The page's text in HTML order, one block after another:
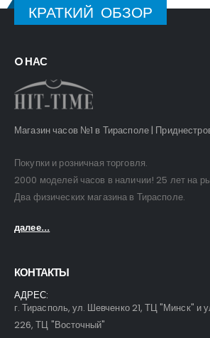
КРАТКИЙ ОБЗОР
O НАС
Магазин часов №1 в Тирасполе |
Покупки и розничная торговля.
2000 моделей часов в наличии! 25 лет на
Два физических магазина в Тирасполе.
далее...
КОНТАКТЫ
АДРЕС:
г. Тирасполь, ул. Шевченко 21, ТЦ "Минск" и
226, ТЦ "Восточный"